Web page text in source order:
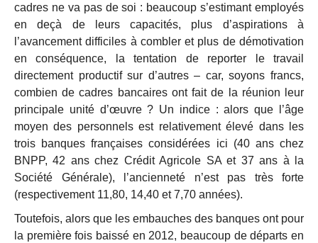
cadres ne va pas de soi : beaucoup s’estimant employés
en deçà de leurs capacités, plus d’aspirations à
l’avancement difficiles à combler et plus de démotivation
en conséquence, la tentation de reporter le travail
directement productif sur d’autres – car, soyons francs,
combien de cadres bancaires ont fait de la réunion leur
principale unité d’œuvre ? Un indice : alors que l’âge
moyen des personnels est relativement élevé dans les
trois banques françaises considérées ici (40 ans chez
BNPP, 42 ans chez Crédit Agricole SA et 37 ans à la
Société Générale), l’ancienneté n’est pas très forte
(respectivement 11,80, 14,40 et 7,70 années).
Toutefois, alors que les embauches des banques ont pour
la première fois baissé en 2012, beaucoup de départs en